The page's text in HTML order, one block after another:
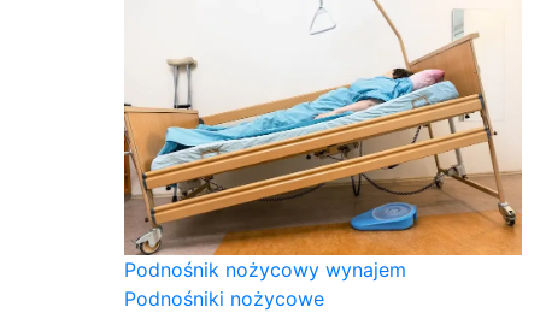
Podnośnik nożycowy wynajem
Podnośniki nożycowe